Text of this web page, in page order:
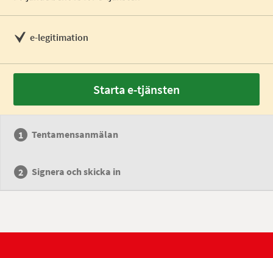
e-legitimation
Starta e-tjänsten
Tentamensanmälan
Signera och skicka in